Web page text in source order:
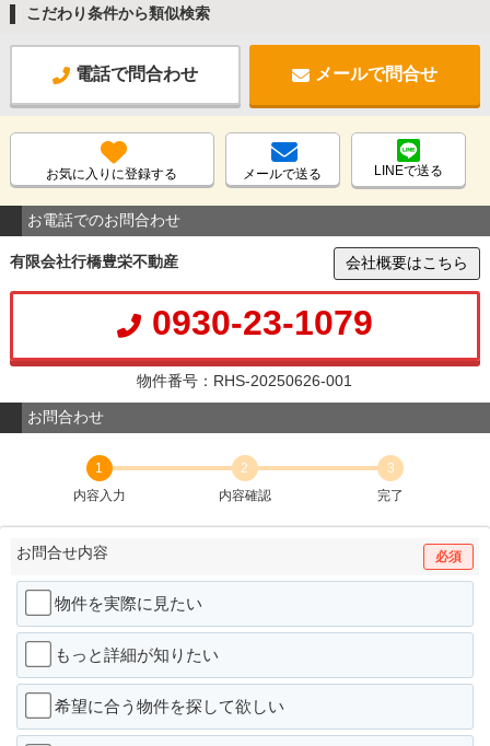
こだわり条件から類似検索
電話で問合わせ メールで問合せ
お気に入りに登録する メールで送る LINEで送る
お電話でのお問合わせ
有限会社行橋豊栄不動産 会社概要はこちら
0930-23-1079
物件番号：RHS-20250626-001
お問合わせ
1
内容入力
2
内容確認
3
完了
お問合せ内容 必須
物件を実際に見たい
もっと詳細が知りたい
希望に合う物件を探して欲しい